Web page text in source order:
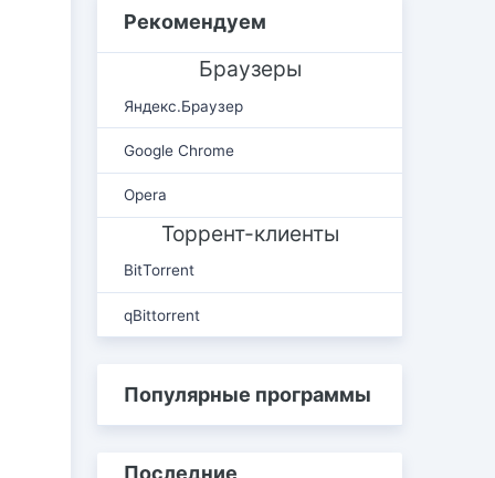
Рекомендуем
Браузеры
Яндекс.Браузер
Google Chrome
Opera
Торрент-клиенты
BitTorrent
qBittorrent
Популярные программы
Последние